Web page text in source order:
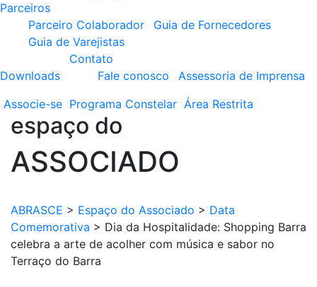
Parceiros
Parceiro Colaborador
Guia de Fornecedores
Guia de Varejistas
Downloads
Contato
Fale conosco
Assessoria de Imprensa
Associe-se Programa Constelar Área Restrita
espaço do
ASSOCIADO
ABRASCE > Espaço do Associado > Data
Comemorativa > Dia da Hospitalidade: Shopping Barra
celebra a arte de acolher com música e sabor no
Terraço do Barra